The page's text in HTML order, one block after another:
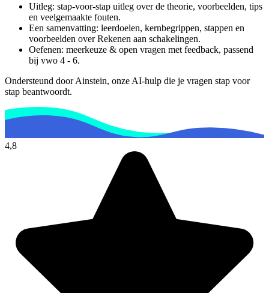
Uitleg: stap-voor-stap uitleg over de theorie, voorbeelden, tips
en veelgemaakte fouten.
Een samenvatting: leerdoelen, kernbegrippen, stappen en
voorbeelden overRekenen aan schakelingen.
Oefenen: meerkeuze & open vragen met feedback, passend
bij vwo 4 - 6.
Ondersteund door Ainstein, onze AI-hulp die je vragen stap voor
stap beantwoordt.
4,8